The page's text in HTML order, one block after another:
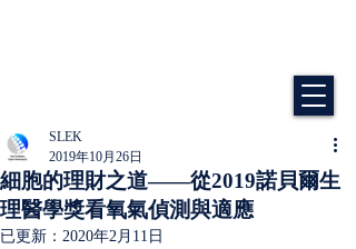
細胞的理財之道——從2019諾貝爾生
理醫學獎看氧氣偵測與適應
SLEK
2019年10月26日
已更新： 2020年2月11日